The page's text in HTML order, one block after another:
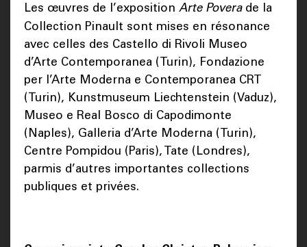
Les œuvres de l’exposition Arte Poverade la
Collection Pinault sont mises en résonance
avec celles des Castello di Rivoli Museo
d’Arte Contemporanea (Turin), Fondazione
per l’Arte Moderna e Contemporanea CRT
(Turin), Kunstmuseum Liechtenstein (Vaduz),
Museo e Real Bosco di Capodimonte
(Naples), Galleria d’Arte Moderna (Turin),
Centre Pompidou (Paris), Tate (Londres),
parmis d’autres importantes collections
publiques et privées.